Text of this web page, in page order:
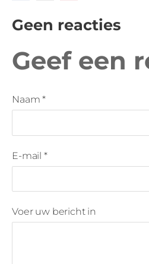
Geen reacties
Geef een
Naam *
E-mail *
Voer uw bericht in